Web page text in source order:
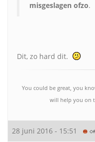
misgeslagen ofzo.
Dit, zo hard dit.
You could be great, you
will help you on
28 juni 2016 - 15:51